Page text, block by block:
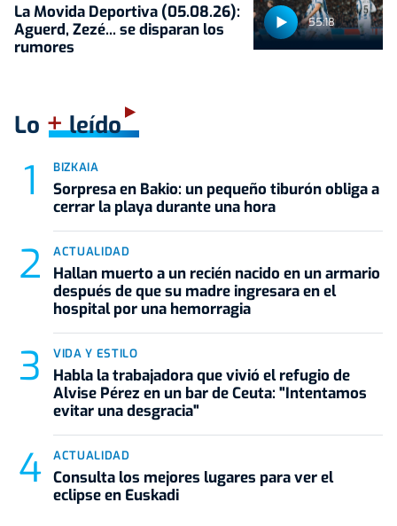
55:18
La Movida Deportiva (05.08.26):
Aguerd, Zezé... se disparan los
rumores
Lo +leído
BIZKAIA
Sorpresa en Bakio: un pequeño tiburón obliga a
cerrar la playa durante una hora
ACTUALIDAD
Hallan muerto a un recién nacido en un armario
después de que su madre ingresara en el
hospital por una hemorragia
VIDA Y ESTILO
Habla la trabajadora que vivió el refugio de
Alvise Pérez en un bar de Ceuta: "Intentamos
evitar una desgracia"
ACTUALIDAD
Consulta los mejores lugares para ver el
eclipse en Euskadi